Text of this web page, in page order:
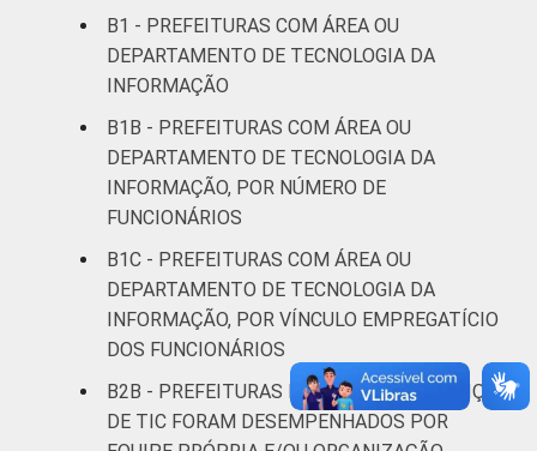
habitantes
habitantes
Fonte: CGI.br/NIC.br, Centro Regional de
Sociedade da Informação (Cetic.br),
Pesquisa sobre o uso das tecnologias de
informação e comunicação no setor público
brasileiro - TIC Governo Eletrônico 2019.
B1 - PREFEITURAS COM ÁREA OU
DEPARTAMENTO DE TECNOLOGIA DA
INFORMAÇÃO
B1B - PREFEITURAS COM ÁREA OU
DEPARTAMENTO DE TECNOLOGIA DA
INFORMAÇÃO, POR NÚMERO DE
FUNCIONÁRIOS
B1C - PREFEITURAS COM ÁREA OU
DEPARTAMENTO DE TECNOLOGIA DA
INFORMAÇÃO, POR VÍNCULO EMPREGATÍCIO
DOS FUNCIONÁRIOS
B2B - PREFEITURAS NAS QUAIS OS SERVIÇOS
DE TIC FORAM DESEMPENHADOS POR